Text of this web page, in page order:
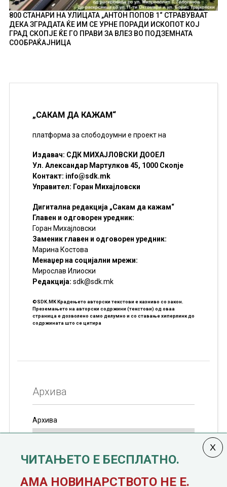
800 СТАНАРИ НА УЛИЦАТА „АНТОН ПОПОВ 1“ СТРАВУВААТ
ДЕКА ЗГРАДАТА ЌЕ ИМ СЕ УРНЕ ПОРАДИ ИСКОПОТ КОЈ
ГРАД СКОПЈЕ ЌЕ ГО ПРАВИ ЗА ВЛЕЗ ВО ПОДЗЕМНАТА
СООБРАЌАЈНИЦА
„САКАМ ДА КАЖАМ“
платформа за слободоумни е проект на
Издавач: СДК МИХАЈЛОВСКИ ДООЕЛ
Ул. Александар Мартулков 45, 1000 Скопје
Контакт: info@sdk.mk
Управител: Горан Михајловски
Дигитална редакција „Сакам да кажам“
Главен и одговорен уредник:
Горан Михајловски
Заменик главен и одговорен уредник:
Марина Костова
Менаџер на социјални мрежи:
Мирослав Илиоски
Редакцијa: sdk@sdk.mk
©SDK.MK Крадењето авторски текстови е казниво со закон.
Преземањето на авторски содржини (текстови) од оваа
страница е дозволено само делумно и со ставање хиперлинк до
содржината што се цитира
Архива
Архива
јануари, 1991 година
ЧИТАЊЕТО Е БЕСПЛАТНО.
АМА НОВИНАРСТВОТО НЕ Е.